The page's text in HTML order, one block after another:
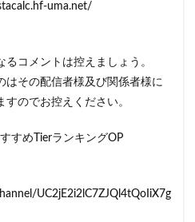
uma.net/
コメントは控えましょう。
はその配信者様及び関係者様に
のでお控えください。
すめTierランキングOP
UC2jE2i2lC7ZJQl4tQoIiX7g